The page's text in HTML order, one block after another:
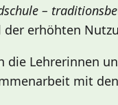
–
erhöhten
die Lehrerinnen
mit